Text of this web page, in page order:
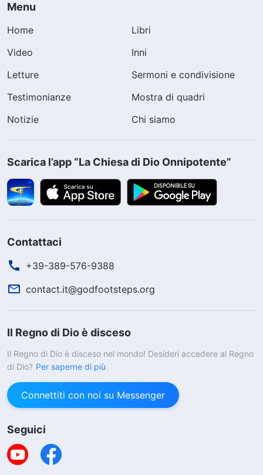
Menu
Home
Libri
Video
Inni
Letture
Sermoni e condivisione
Testimonianze
Mostra di quadri
Notizie
Chi siamo
Scarica l’app “La Chiesa di Dio Onnipotente”
Contattaci
+39-389-576-9388
contact.it@godfootsteps.org
Il Regno di Dio è disceso
Il Regno di Dio è disceso nel mondo! Desideri accedere al Regno
di Dio? Per saperne di più
Connettiti con noi su Messenger
Seguici